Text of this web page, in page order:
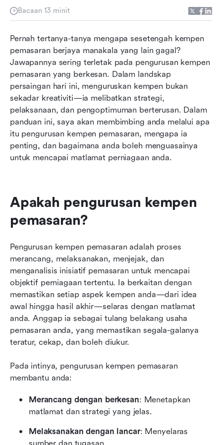
Bacaan 13 minit
Pernah tertanya-tanya mengapa sesetengah kempen
pemasaran berjaya manakala yang lain gagal?
Jawapannya sering terletak pada pengurusan kempen
pemasaran yang berkesan. Dalam landskap
persaingan hari ini, menguruskan kempen bukan
sekadar kreativiti—ia melibatkan strategi,
pelaksanaan, dan pengoptimuman berterusan. Dalam
panduan ini, saya akan membimbing anda melalui apa
itu pengurusan kempen pemasaran, mengapa ia
penting, dan bagaimana anda boleh menguasainya
untuk mencapai matlamat perniagaan anda.
Apakah pengurusan kempen
pemasaran?
Pengurusan kempen pemasaran adalah proses
merancang, melaksanakan, menjejak, dan
menganalisis inisiatif pemasaran untuk mencapai
objektif perniagaan tertentu. Ia berkaitan dengan
memastikan setiap aspek kempen anda—dari idea
awal hingga hasil akhir—selaras dengan matlamat
anda. Anggap ia sebagai tulang belakang usaha
pemasaran anda, yang memastikan segala-galanya
teratur, cekap, dan boleh diukur.
Pada intinya, pengurusan kempen pemasaran
membantu anda:
Merancang dengan berkesan: Menetapkan
matlamat dan strategi yang jelas.
Melaksanakan dengan lancar: Menyelaras
sumber dan tugasan.
Apakah kempen pemasaran itu?
penting
Langkah-langkah untuk pengurusan kempen
pemasaran yang berkesan
Apakah tugas seorang pengurus kempen
pemasaran?
Templat pengurusan kempen pemasaran
Bagaimana mengukur kejayaan kempen
Petua untuk mengoptimumkan kempen